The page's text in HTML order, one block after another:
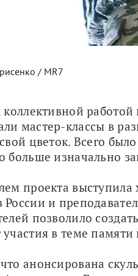
/ MR7
коллективной
мастер-классы в
цветок. Всего
больше изначально
проекта
России и
позволило
в теме
анонсирована